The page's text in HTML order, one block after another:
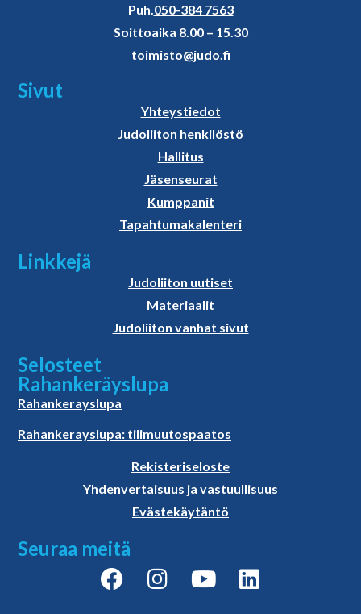
Puh. 050-384 7563
Soittoaika 8.00 – 15.30
toimisto@judo.fi
Sivut
Yhteystiedot
Judoliiton henkilöstö
Hallitus
Jäsenseurat
Kumppanit
Tapahtumakalenteri
Linkkejä
Judoliiton uutiset
Materiaalit
Judoliiton vanhat sivut
Selosteet
Rahankeräyslupa
Rahankerayslupa
Rahankerayslupa: tilimuutospaatos
Rekisteriseloste
Yhdenvertaisuus ja vastuullisuus
Evästekäytäntö
Seuraa meitä